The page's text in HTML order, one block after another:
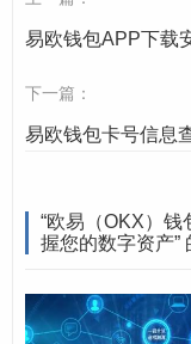
总资产
：页
有资产折算
并会显示24
例。
单个币种详情：
点击列表中
下一篇：
易欧钱包卡号信息
“欧易（OKX）
握您的数字资产”